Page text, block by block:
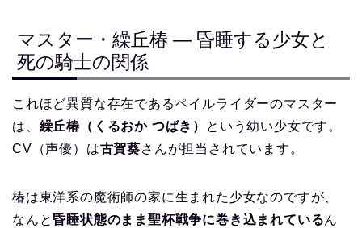
マスター・繰丘椿 ― 昏睡する少女と
死の騎士の関係
これほど異質な存在であるペイルライダーのマスター
は、 繰丘椿（くるおか つばき）
という幼い少女です。
CV（声優）は古賀葵さんが担当されています。
椿は東洋系の魔術師の家に生まれた少女なのですが、
なんと昏睡状態のまま聖杯戦争に巻き込まれているん